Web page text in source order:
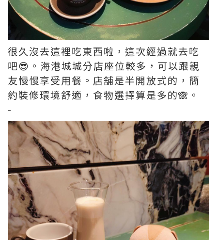
很久沒去這裡吃東西啦，這次經過就去吃
吧😎。海港城城分店座位較多，可以跟親
友慢慢享受用餐。店舖是半開放式的，簡
約裝修環境舒適，食物選擇算是多的🙈。
-